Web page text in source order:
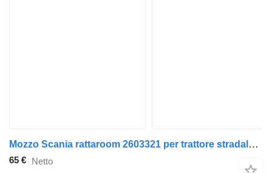
Mozzo Scania rattaroom 2603321 per trattore stradale Scania R440
65 € Netto